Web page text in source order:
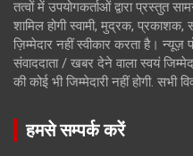
तत्वों में उपयोगकर्ताओं द्वारा प्रस्तुत
शामिल होगी स्वामी, मुद्रक,
ज़िम्मेदार नहीं स्वीकार करता है। न्यूज़
संवाददाता / खबर देने वाला स्वयं
की कोई भी जिम्मेदारी नहीं होगी. सभी
हमसे सम्पर्क करें